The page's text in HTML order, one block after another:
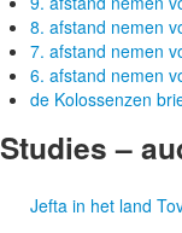
8. afstand nemen
7. afstand nemen
6. afstand nemen
de Kolossenzen
Studies –
Jefta in het land